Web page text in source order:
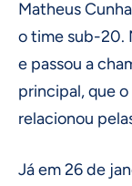
Matheus
o time sub-20.
e passou a
principal, que
relacionou
Já em 26 de